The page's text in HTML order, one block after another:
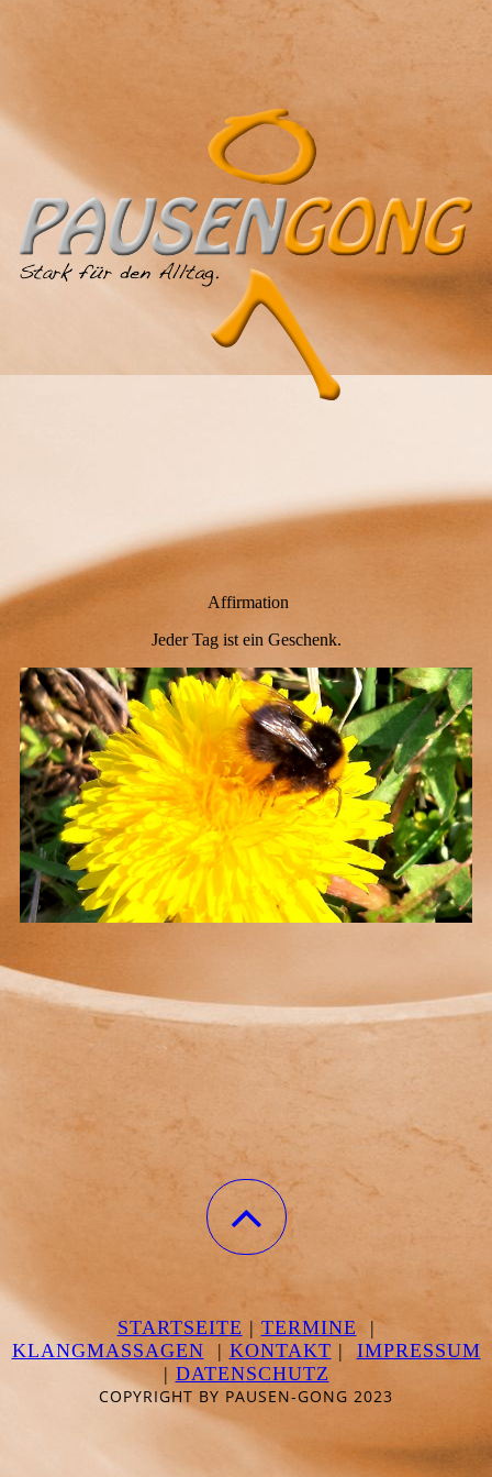
Affirmation
Jeder Tag ist ein Geschenk.
STARTSEITE | TERMINE |
KLANGMASSAGEN | KONTAKT | IMPRESSUM
| DATENSCHUTZ
COPYRIGHT BY PAUSEN-GONG 2023